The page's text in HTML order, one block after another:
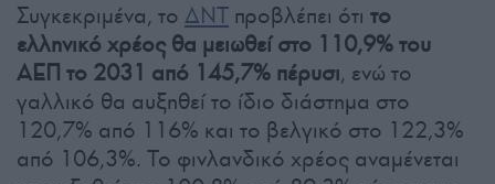
Συγκεκριμένα, το ΔΝΤ προβλέπει ότι το
ελληνικό χρέος θα μειωθεί στο 110,9% του
ΑΕΠ το 2031 από 145,7% πέρυσι, ενώ το
γαλλικό θα αυξηθεί το ίδιο διάστημα στο
120,7% από 116% και το βελγικό στο 122,3%
από 106,3%. Το φινλανδικό χρέος αναμένεται